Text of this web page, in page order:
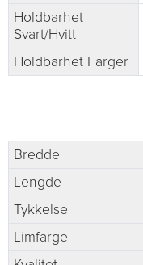
Holdbarhet
Svart/Hvitt
Holdbarhet Farger
Bredde
Lengde
Tykkelse
Limfarge